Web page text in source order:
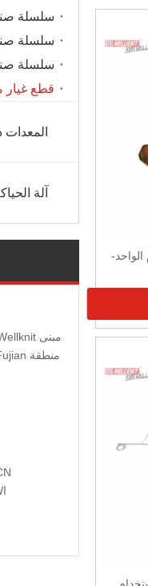
سلسلة
سلسلة
سلسلة
منطقة Lou Jiang ، Quanzhou ، Fujian
اTW: